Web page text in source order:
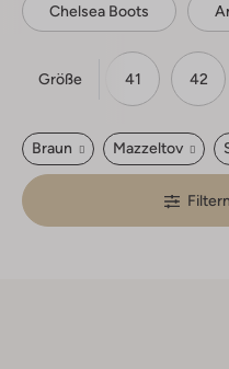
Chelsea Boots
Größe
40 41 42
Braun Mazzeltov